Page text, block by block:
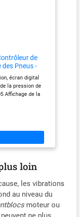
de
des Pneus -
écran digital
la pression de
Affichage de la
pneus
loin
les vibrations
au niveau du
moteur ou